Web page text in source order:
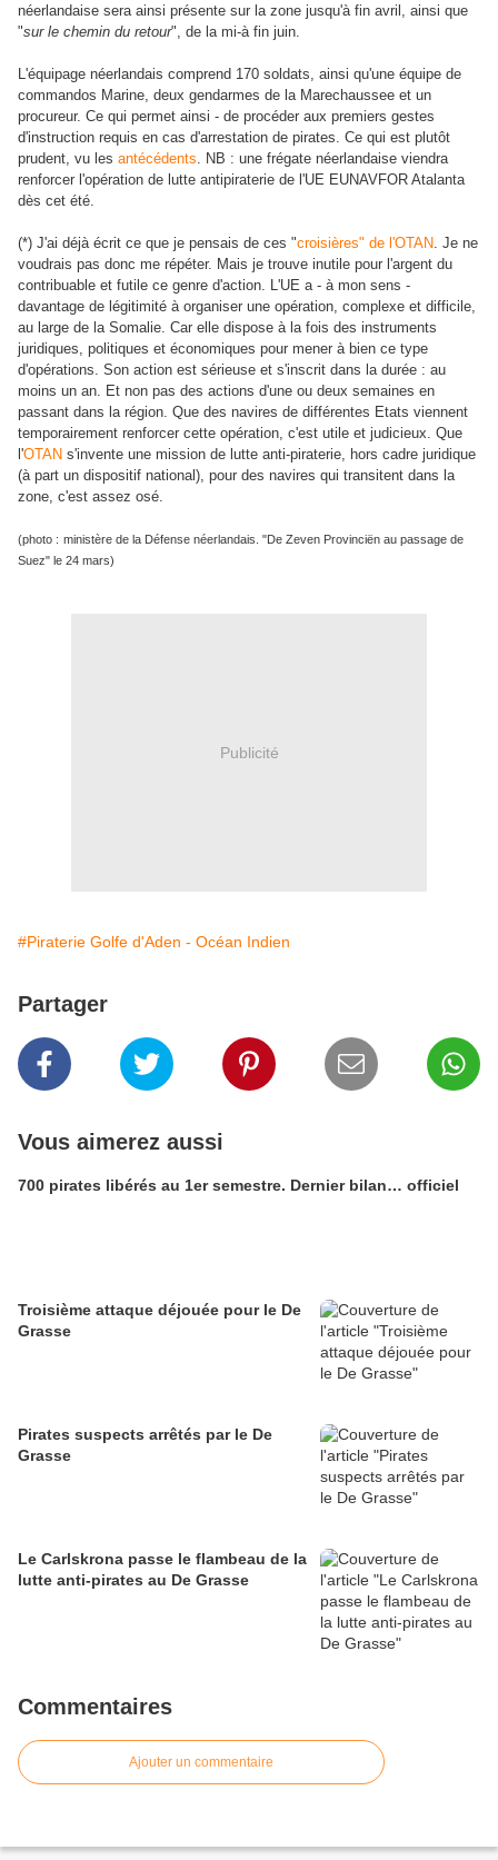
néerlandaise sera ainsi présente sur la zone jusqu'à fin avril, ainsi que
"sur le chemin du retour", de la mi-à fin juin.
L'équipage néerlandais comprend 170 soldats, ainsi qu'une équipe de
commandos Marine, deux gendarmes de la Marechaussee et un
procureur. Ce qui permet ainsi - de procéder aux premiers gestes
d'instruction requis en cas d'arrestation de pirates. Ce qui est plutôt
prudent, vu les antécédents. NB : une frégate néerlandaise viendra
renforcer l'opération de lutte antipiraterie de l'UE EUNAVFOR Atalanta
dès cet été.
(*) J'ai déjà écrit ce que je pensais de ces "croisières" de l'OTAN. Je ne
voudrais pas donc me répéter. Mais je trouve inutile pour l'argent du
contribuable et futile ce genre d'action. L'UE a - à mon sens -
davantage de légitimité à organiser une opération, complexe et difficile,
au large de la Somalie. Car elle dispose à la fois des instruments
juridiques, politiques et économiques pour mener à bien ce type
d'opérations. Son action est sérieuse et s'inscrit dans la durée : au
moins un an. Et non pas des actions d'une ou deux semaines en
passant dans la région. Que des navires de différentes Etats viennent
temporairement renforcer cette opération, c'est utile et judicieux. Que
l'OTAN s'invente une mission de lutte anti-piraterie, hors cadre juridique
(à part un dispositif national), pour des navires qui transitent dans la
zone, c'est assez osé.
(photo : ministère de la Défense néerlandais. "De Zeven Provinciën au passage de
Suez" le 24 mars)
Publicité
#Piraterie Golfe d'Aden - Océan Indien
Partager
Vous aimerez aussi
700 pirates libérés au 1er semestre. Dernier bilan… officiel
Troisième attaque déjouée pour le De
Grasse
Pirates suspects arrêtés par le De
Grasse
Le Carlskrona passe le flambeau de la
lutte anti-pirates au De Grasse
Commentaires
Ajouter un commentaire